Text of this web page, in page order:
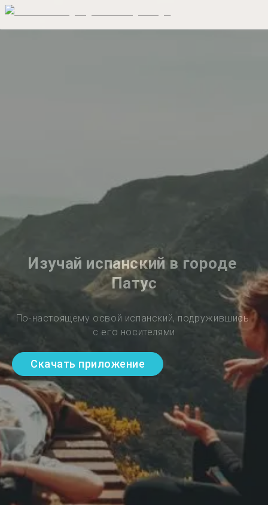
Изучай испанский в городе
Патус
По-настоящему освой испанский, подружившись
с его носителями
Скачать приложение